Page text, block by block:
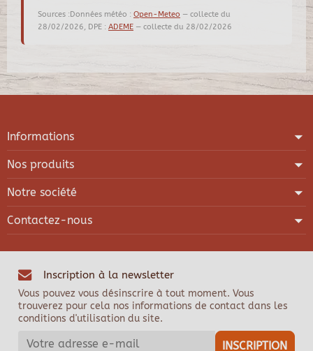
Sources :Données météo : Open-Meteo — collecte du
28/02/2026, DPE : ADEME — collecte du 28/02/2026
Informations
Nos produits
Notre société
Contactez-nous
Inscription à la newsletter
Vous pouvez vous désinscrire à tout moment. Vous
trouverez pour cela nos informations de contact dans les
conditions d'utilisation du site.